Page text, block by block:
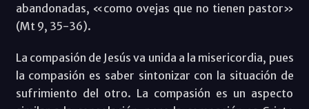
abandonadas, «como ovejas que no tienen pastor»
(Mt 9, 35-36).
La compasión de Jesús va unida a la misericordia, pues
la compasión es saber sintonizar con la situación de
sufrimiento del otro. La compasión es un aspecto